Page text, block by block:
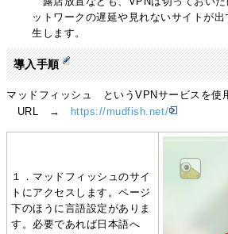
ットワークの遅延や見れないサイトが
生します。
導入手順
マッドフィッシュ というVPNサービスを使
URL → https://mudfish.net/
１．マッドフィッシュのサイ
トにアクセスします。ページ
下のほうに言語設定がありま
す。必要であれば日本語へ